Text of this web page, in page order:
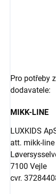
Pro potřeby
dodavatele:
MIKK-LINE
LUXKIDS
att. mikk-line
7100 Vejle
cvr.